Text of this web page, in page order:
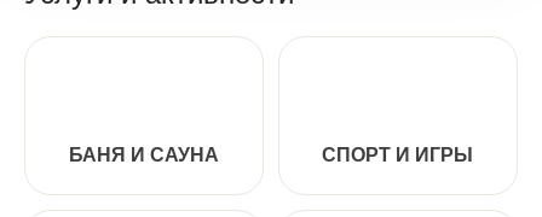
БАНЯ И САУНА СПОРТ И ИГРЫ